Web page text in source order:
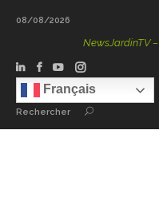
08/08/2026
NewsJardinTV –
Français
Rechercher